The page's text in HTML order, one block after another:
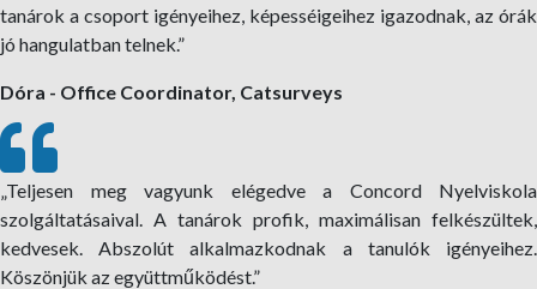
tanárok a csoport igényeihez, képesséigeihez igazodnak, az órák
jó hangulatban telnek.”
Dóra - Office Coordinator, Catsurveys
„Teljesen meg vagyunk elégedve a Concord Nyelviskola
szolgáltatásaival. A tanárok profik, maximálisan felkészültek,
kedvesek. Abszolút alkalmazkodnak a tanulók igényeihez.
Köszönjük az együttműködést.”